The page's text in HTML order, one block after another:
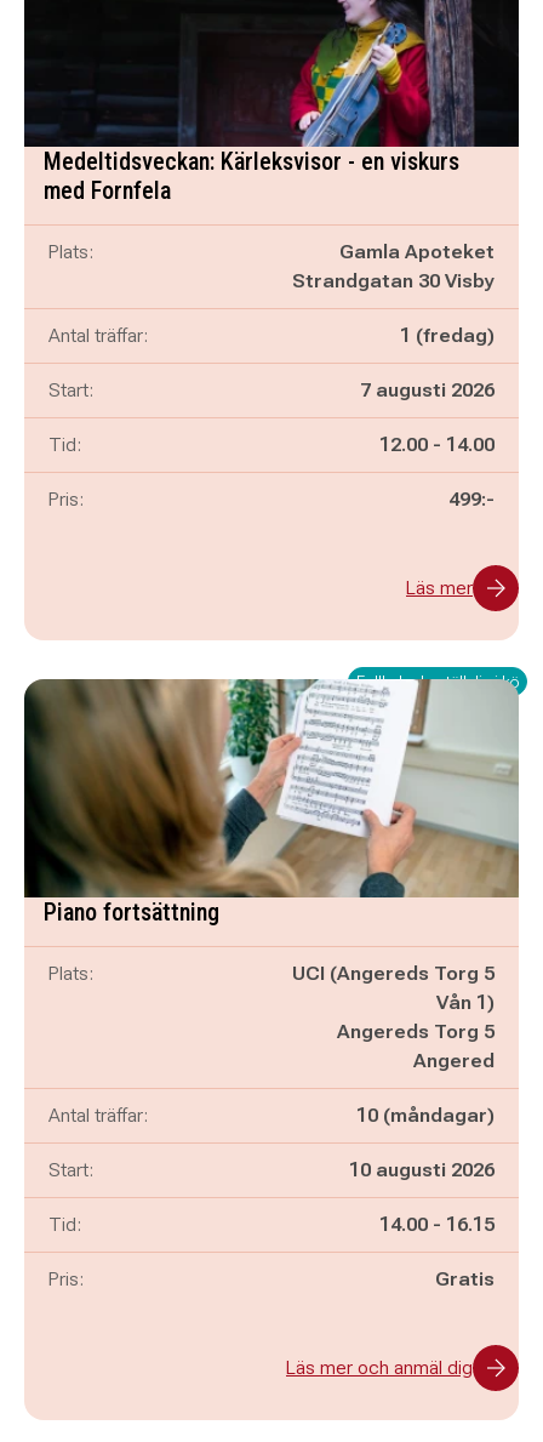
Medeltidsveckan: Kärleksvisor - en viskurs
med Fornfela
Plats:
Gamla Apoteket
Strandgatan 30 Visby
Antal träffar: 1 (fredag)
Start: 7 augusti 2026
Tid: Pågår mellan
12.00 - och
14.00
Pris: 499:-
Läs mer
Fullbokad - ställ dig i kö
Piano fortsättning
Plats:
UCI (Angereds Torg 5
Vån 1)
Angereds Torg 5
Angered
Antal träffar: 10 (måndagar)
Start: 10 augusti 2026
Tid: Pågår mellan
14.00 - och
16.15
Pris: Gratis
Läs mer och anmäl dig